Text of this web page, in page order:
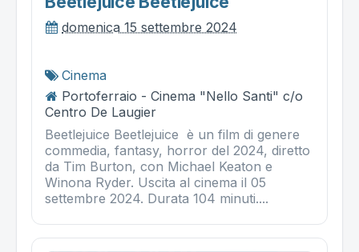
domenica 15 settembre 2024
Cinema
Portoferraio - Cinema "Nello Santi" c/o
Centro De Laugier
Beetlejuice Beetlejuice è un film di genere
commedia, fantasy, horror del 2024, diretto
da Tim Burton, con Michael Keaton e
Winona Ryder. Uscita al cinema il 05
settembre 2024. Durata 104 minuti....